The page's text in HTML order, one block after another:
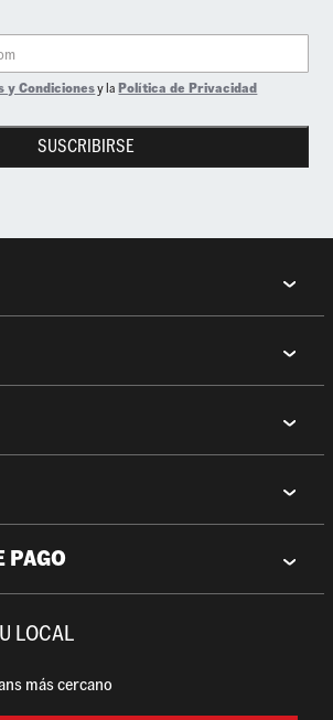
SUSCRIBIRSE
y Condicionesy laPolítica de Privacidad
PAGO
LOCAL
más cercano